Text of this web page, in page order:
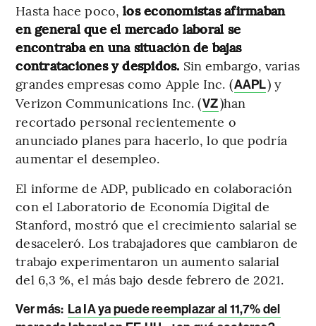
Hasta hace poco, los economistas afirmaban
en general que el mercado laboral se
encontraba en una situación de bajas
contrataciones y despidos. Sin embargo, varias
grandes empresas como Apple Inc. (AAPL) y
Verizon Communications Inc. (VZ)han
recortado personal recientemente o
anunciado planes para hacerlo, lo que podría
aumentar el desempleo.
El informe de ADP, publicado en colaboración
con el Laboratorio de Economía Digital de
Stanford, mostró que el crecimiento salarial se
desaceleró. Los trabajadores que cambiaron de
trabajo experimentaron un aumento salarial
del 6,3 %, el más bajo desde febrero de 2021.
Ver más: La IA ya puede reemplazar al 11,7% del